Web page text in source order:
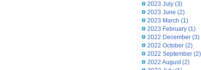
2023 July(3)
2023 June (2)
2023 March (1)
2023 February(1)
2022 December(3)
2022 October(2)
2022 September(2)
2022 August(2)